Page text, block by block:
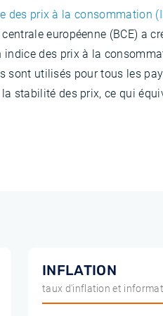
des prix à la consommation
européenne (BCE) a
des prix à la
utilisés pour tous les
stabilité des prix, ce qui
INFLATION
taux d'inflation et